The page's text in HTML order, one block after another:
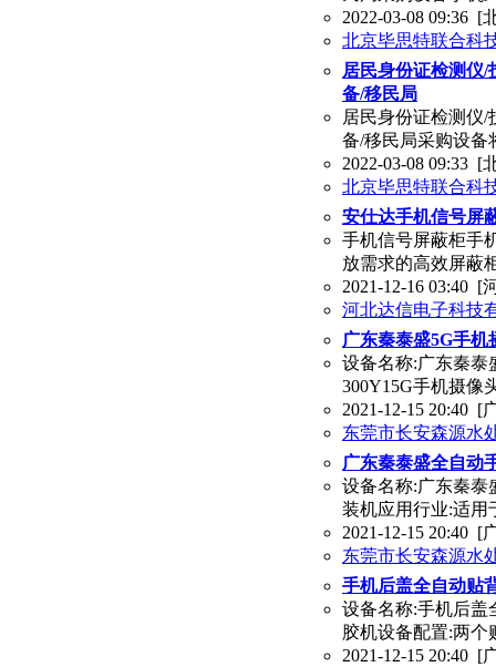
2022-03-08 09:36 [
北京毕思特联合科
居民身份证检测仪
备/移民局
居民身份证检测仪
备/移民局采购设备
2022-03-08 09:33 [
北京毕思特联合科
安仕达手机信号屏
手机信号屏蔽柜手
放需求的高效屏蔽
2021-12-16 03:40 [
河北达信电子科技
广东秦泰盛5G手
设备名称:广东秦泰
300Y15G手机摄像
2021-12-15 20:40 [
东莞市长安森源水
广东秦泰盛全自动
设备名称:广东秦泰
装机应用行业:适用
2021-12-15 20:40 [
东莞市长安森源水
手机后盖全自动贴
设备名称:手机后盖
胶机设备配置:两个
2021-12-15 20:40 [